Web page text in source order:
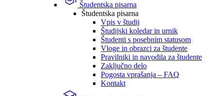
Študentska pisarna
Študentska pisarna
Vpis v študij
Študijski koledar in urnik
Študenti s posebnim statusom
Vloge in obrazci za študente
Pravilniki in navodila za študente
Zaključno delo
Pogosta vprašanja – FAQ
Kontakt